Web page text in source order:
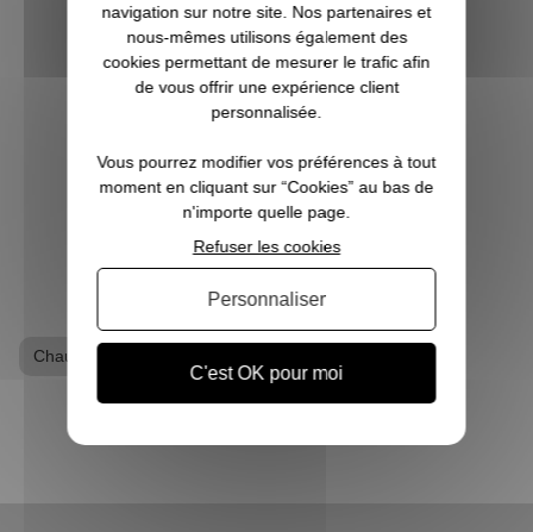
Depuis de nombreuses années, l'on
assiste à la sortie de beaucoup de films
mettant en scène des super héros et effets
spéciaux insoupçonnables et
inimaginables. Et bien souvent, les budgets
Souve...
Chaussons
navigation sur notre site. Nos partenaires et
nous-mêmes utilisons également des
cookies permettant de mesurer le trafic afin
de vous offrir une expérience client
personnalisée.
Vous pourrez modifier vos préférences à tout
moment en cliquant sur “Cookies” au bas de
n'importe quelle page.
C'est OK pour moi
Refuser les cookies
Personnaliser